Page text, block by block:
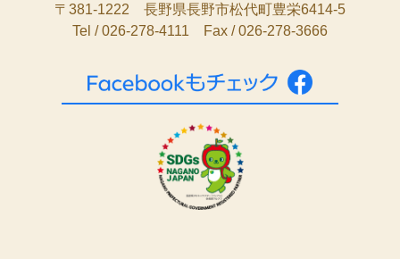
〒381-1222 長野県長野市松代町豊栄6414-5
Tel / 026-278-4111 Fax / 026-278-3666